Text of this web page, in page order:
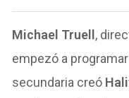
Michael Truell ,
empezó a
secundaria creó